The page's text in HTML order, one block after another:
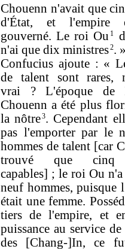
Chouenn n'avait que
d'État, et l'empire
gouverné. Le roi Ou 1
n'ai que dix ministres2.
Confucius ajoute : «
de talent sont rares,
vrai ? L'époque de
Chouenn a été plus
la nôtre3. Cependant
pas l'emporter par le
hommes de talent [car
trouvé que cinq
capables] ; le roi Ou
neuf hommes, puisque
était une femme.
tiers de l'empire, et
puissance au service
des [Chang-]In, ce